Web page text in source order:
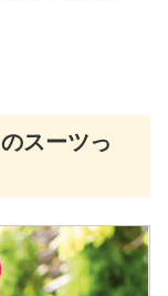
スーツっ